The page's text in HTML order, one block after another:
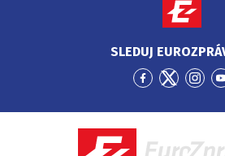
SLEDUJ
Přejít
Facebook
Přejít
Twitter